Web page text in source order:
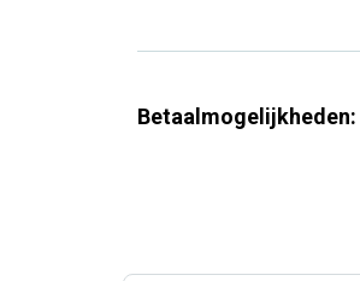
Betaalmogelijkheden: